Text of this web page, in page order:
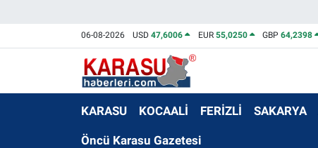
06-08-2026 USD47,6006 EUR 55,0250 GBP64,2398
KARASU KOCAALİ FERİZLİ SAKARYA
Öncü Karasu Gazetesi